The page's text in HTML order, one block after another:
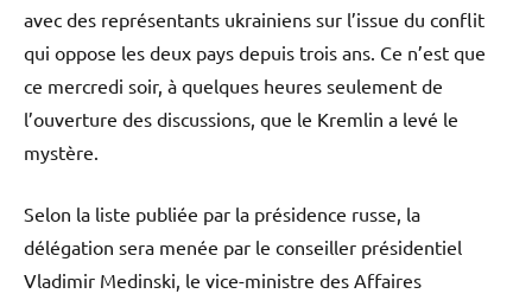
avec des représentants ukrainiens sur l’issue du conflit
qui oppose les deux pays depuis trois ans. Ce n’est que
ce mercredi soir, à quelques heures seulement de
l’ouverture des discussions, que le Kremlin a levé le
mystère.
Selon la liste publiée par la présidence russe, la
délégation sera menée par le conseiller présidentiel
Vladimir Medinski, le vice-ministre des Affaires